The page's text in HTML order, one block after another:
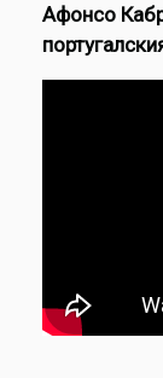
Афонсо